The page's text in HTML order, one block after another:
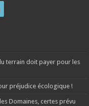
terrain doit payer pour les
préjudice écologique !
Domaines, certes prévu